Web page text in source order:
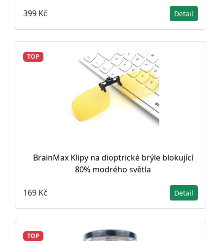
399 Kč Detail
TOP
BrainMax Klipy na dioptrické brýle blokující
80% modrého světla
169 Kč Detail
TOP